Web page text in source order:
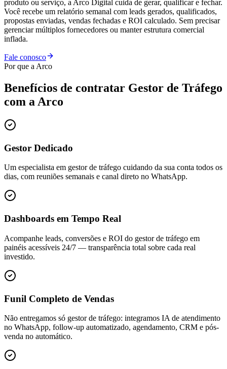
produto ou serviço, a Arco Digital cuida de gerar, qualificar e fechar.
Você recebe um relatório semanal com leads gerados, qualificados,
propostas enviadas, vendas fechadas e ROI calculado. Sem precisar
gerenciar múltiplos fornecedores ou manter estrutura comercial
inflada.
Fale conosco
Por que a Arco
Benefícios de contratar Gestor de Tráfego
com a Arco
Gestor Dedicado
Um especialista em gestor de tráfego cuidando da sua conta todos os
dias, com reuniões semanais e canal direto no WhatsApp.
Dashboards em Tempo Real
Acompanhe leads, conversões e ROI do gestor de tráfego em
painéis acessíveis 24/7 — transparência total sobre cada real
investido.
Funil Completo de Vendas
Não entregamos só gestor de tráfego: integramos IA de atendimento
no WhatsApp, follow-up automatizado, agendamento, CRM e pós-
venda no automático.